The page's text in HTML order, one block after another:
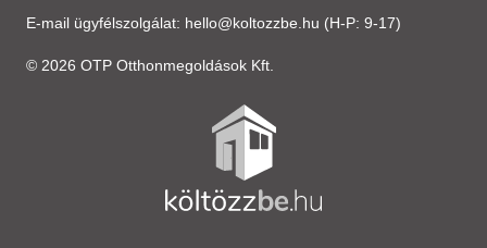
E-mail ügyfélszolgálat: hello@koltozzbe.hu (H-P: 9-17)
© 2026 OTP Otthonmegoldások Kft.